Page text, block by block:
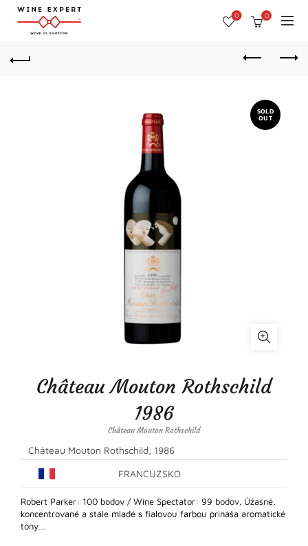
0 0
SOLD
OUT
Château Mouton Rothschild
1986
Château Mouton Rothschild
Château Mouton Rothschild, 1986
FRANCÚZSKO
Robert Parker: 100 bodov / Wine Spectator: 99 bodov. Úžasné,
koncentrované a stále mladé s fialovou farbou prináša aromatické
tóny…